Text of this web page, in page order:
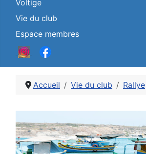
Voltige
Vie du club
Espace membres
Accueil Vie du club Rallye